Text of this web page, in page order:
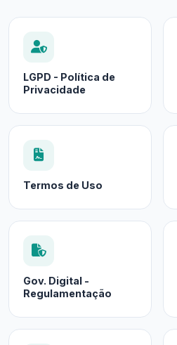
LGPD - Política de
Privacidade
Termos de Uso
Gov. Digital -
Regulamentação